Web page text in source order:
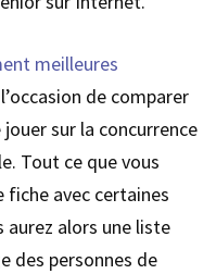
meilleures
de comparer
sur la concurrence
Tout ce que vous
fiche avec certaines
alors une liste
des personnes de